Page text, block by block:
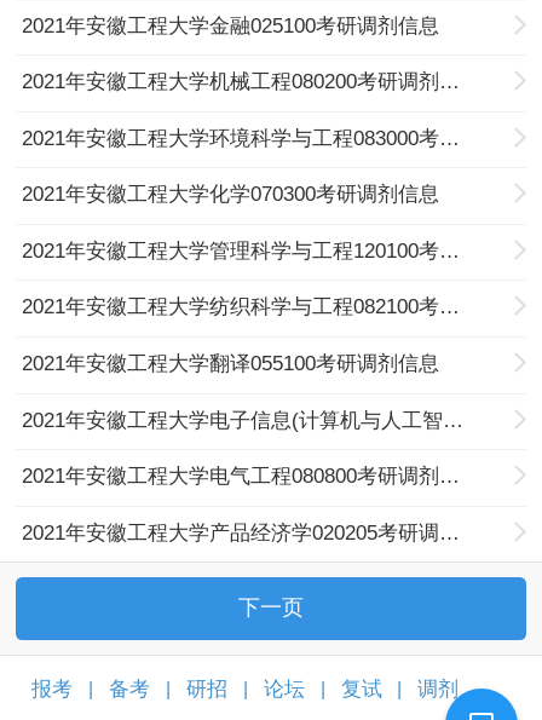
2021年安徽工程大学金融025100考研调剂信息
2021年安徽工程大学机械工程080200考研调剂信息
2021年安徽工程大学环境科学与工程083000考研调剂信息
2021年安徽工程大学化学070300考研调剂信息
2021年安徽工程大学管理科学与工程120100考研调剂信息
2021年安徽工程大学纺织科学与工程082100考研调剂信息
2021年安徽工程大学翻译055100考研调剂信息
2021年安徽工程大学电子信息(计算机与人工智能方向)085400考研调剂信息
2021年安徽工程大学电气工程080800考研调剂信息
2021年安徽工程大学产品经济学020205考研调剂信息
下一页
报考 备考 研招 论坛 复试 调剂